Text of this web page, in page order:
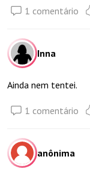
1 comentário
Inna
Ainda nem tentei.
1 comentário
anônima